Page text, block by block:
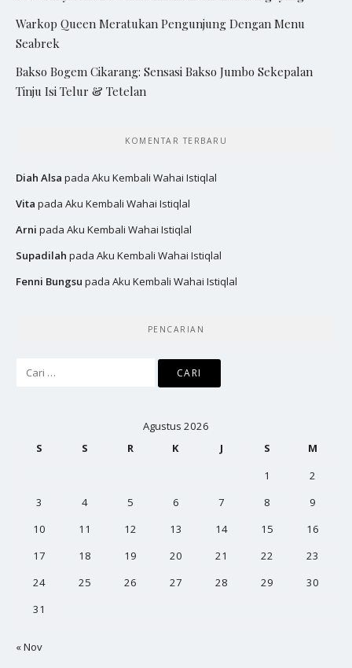
Warkop Queen Meratukan Pengunjung Dengan Menu
Seabrek
Bakso Bogem Cikarang: Sensasi Bakso Jumbo Sekepalan
Tinju Isi Telur & Tetelan
KOMENTAR TERBARU
Diah Alsa pada Aku Kembali Wahai Istiqlal
Vita pada Aku Kembali Wahai Istiqlal
Arni pada Aku Kembali Wahai Istiqlal
Supadilah pada Aku Kembali Wahai Istiqlal
Fenni Bungsu pada Aku Kembali Wahai Istiqlal
PENCARIAN
Agustus 2026
S
S R K J S
M
1
2
3
4 5 6 7 8
9
10
11 12 13 14 15
16
17
18 19 20 21 22
23
24
25 26 27 28 29
30
31
« Nov